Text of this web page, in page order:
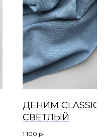
ДЕНИМ CLASSIC,
СВЕТЛЫЙ
1 100 р.